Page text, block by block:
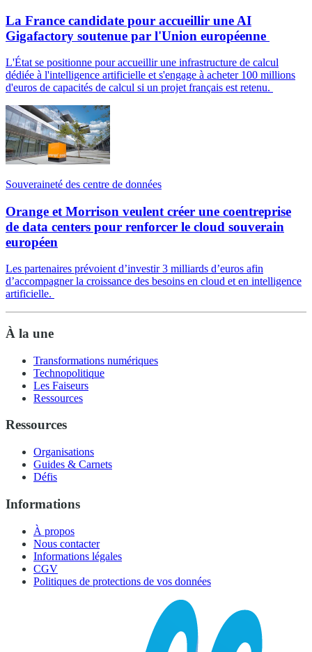
La France candidate pour accueillir une AI
Gigafactory soutenue par l'Union européenne
L'État se positionne pour accueillir une infrastructure de calcul
dédiée à l'intelligence artificielle et s'engage à acheter 100 millions
d'euros de capacités de calcul si un projet français est retenu.
Souveraineté des centre de données
Orange et Morrison veulent créer une coentreprise
de data centers pour renforcer le cloud souverain
européen
Les partenaires prévoient d’investir 3 milliards d’euros afin
d’accompagner la croissance des besoins en cloud et en intelligence
artificielle.
À la une
Transformations numériques
Technopolitique
Les Faiseurs
Ressources
Ressources
Organisations
Guides & Carnets
Défis
Informations
À propos
Nous contacter
Informations légales
CGV
Politiques de protections de vos données